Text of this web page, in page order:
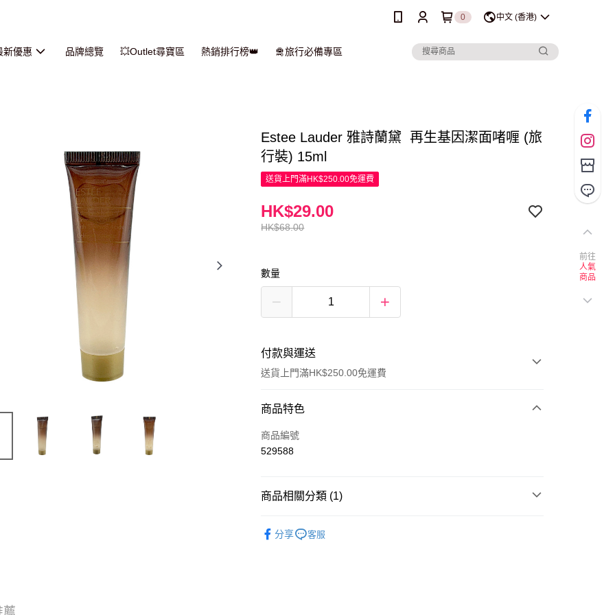
0 中文 (香港)
新優惠 品牌總覽 💥Outlet尋寶區 熱銷排行榜👑 🛅旅行必備專區
Estee Lauder 雅詩蘭黛 再生基因潔面啫喱 (旅
行裝) 15ml
送貨上門滿HK$250.00免運費
HK$68.00
HK$29.00
數量
付款與運送
送貨上門滿HK$250.00免運費
付款方式
信用卡
商品特色
商品編號
529588
商品相關分類 (1)
分享
客服
薦
前往
人氣
商品